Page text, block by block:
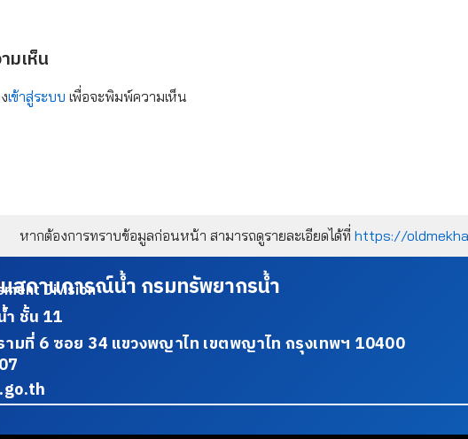
มเห็น
เข้าสู่ระบบ เพื่อจะพิมพ์ความเห็น
หากต้องการทราบข้อมูลก่อนหน้า สามารถดูรายละเอียดได้ที่ https://
นสถานการณ์น้ำ กรมทรัพยากรน้ำ
Division
ชั้น 11
ามที่ 6 ซอย 34 แขวงพญาไท เขตพญาไท กรุงเทพฯ 10400